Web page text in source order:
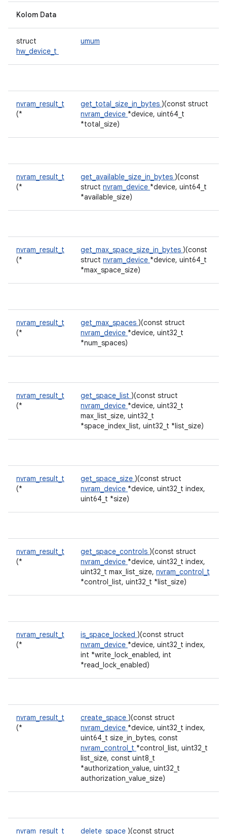
Kolom Data
struct
hw_device_t
umum
nvram_result_t
(*
get_total_size_in_bytes )(const struct
nvram_device *device, uint64_t
*total_size)
nvram_result_t
(*
get_available_size_in_bytes )(const
struct nvram_device *device, uint64_t
*available_size)
nvram_result_t
(*
get_max_space_size_in_bytes )(const
struct nvram_device *device, uint64_t
*max_space_size)
nvram_result_t
(*
get_max_spaces )(const struct
nvram_device *device, uint32_t
*num_spaces)
nvram_result_t
(*
get_space_list )(const struct
nvram_device *device, uint32_t
max_list_size, uint32_t
*space_index_list, uint32_t *list_size)
nvram_result_t
(*
get_space_size )(const struct
nvram_device *device, uint32_t index,
uint64_t *size)
nvram_result_t
(*
get_space_controls )(const struct
nvram_device *device, uint32_t index,
uint32_t max_list_size, nvram_control_t
*control_list, uint32_t *list_size)
nvram_result_t
(*
is_space_locked )(const struct
nvram_device *device, uint32_t index,
int *write_lock_enabled, int
*read_lock_enabled)
nvram_result_t
(*
create_space )(const struct
nvram_device *device, uint32_t index,
uint64_t size_in_bytes, const
nvram_control_t *control_list, uint32_t
list_size, const uint8_t
*authorization_value, uint32_t
authorization_value_size)
nvram_result_t delete_space )(const struct